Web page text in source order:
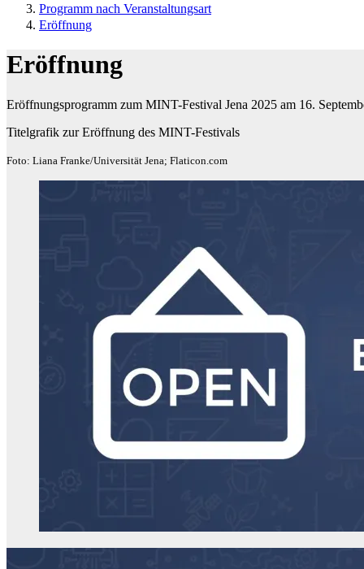
Programm nach Veranstaltungsart
Eröffnung
Eröffnung
Eröffnungsprogramm zum MINT-Festival Jena 2025 am 16.
Titelgrafik zur Eröffnung des MINT-Festivals
Foto: Liana Franke/Universität Jena; Flaticon.com